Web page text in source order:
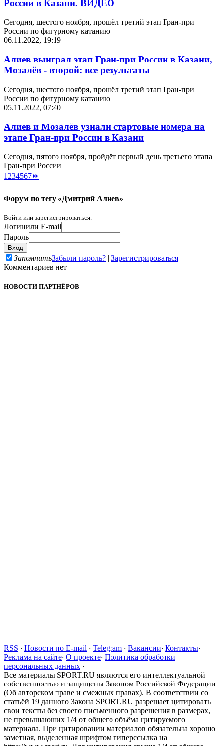
России в Казани. ВИДЕО
Сегодня, шестого ноября, прошёл третий этап Гран-при
России по фигурному катанию
06.11.2022, 19:19
Алиев выиграл этап Гран-при России в Казани,
Мозалёв - второй: все результаты
Сегодня, шестого ноября, прошёл третий этап Гран-при
России по фигурному катанию
05.11.2022, 07:40
Алиев и Мозалёв узнали стартовые номера на
этапе Гран-при России в Казани
Сегодня, пятого ноября, пройдёт первый день третьего этапа
Гран-при России
1 234567⏩
Форум по тегу «Дмитрий Алиев»
Войти или зарегистрироваться.
Логинили E-mail
Пароль
ЗапомнитьЗабыли пароль? | Зарегистрироваться
Комментариев нет
НОВОСТИ ПАРТНЁРОВ
RSS · Новости по E-mail · Telegram · Вакансии· Контакты·
Реклама на сайте· О проекте· Политика обработки
персональных данных ·
Все материалы SPORT.RU являются его интеллектуальной
собственностью и защищены Законом Российской Федерации
(Об авторском праве и смежных правах). В соответствии со
статьёй 19 данного Закона SPORT.RU разрешает цитировать
свои тексты без своего письменного разрешения в размерах,
не превышающих 1/4 от общего объёма цитируемого
материала. При цитировании материалов обязательна хорошо
заметная, выделенная шрифтом гиперссылка на